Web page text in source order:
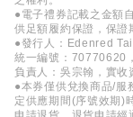
●電子禮券記載之金額
供足額履約保證，保證
●發行人：Edenred
統一編號：70770620
負責人：吳宗翰，實收
●本券僅供兌換商品/服
定供應期間(序號效期)